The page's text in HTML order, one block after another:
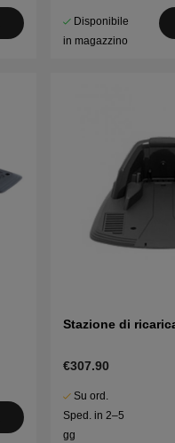
Disponibile
in magazzino
Stazione di ricarica
€307.90
Su ord.
Sped. in 2–5
gg